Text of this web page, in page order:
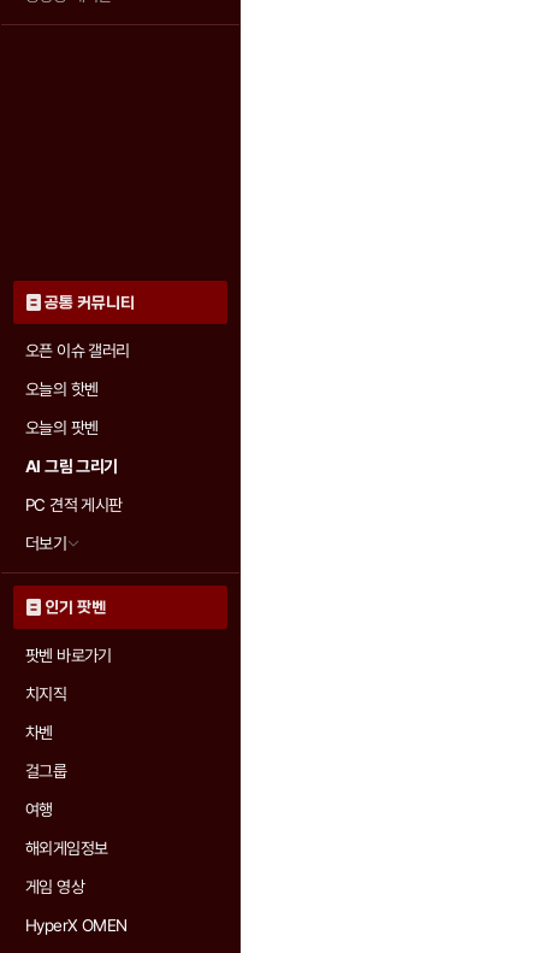
공통 커뮤니티
오픈 이슈 갤러리
오늘의 핫벤
오늘의 팟벤
AI 그림 그리기
PC 견적 게시판
더보기
인기 팟벤
팟벤 바로가기
치지직
차벤
걸그룹
여행
해외게임정보
게임 영상
HyperX OMEN